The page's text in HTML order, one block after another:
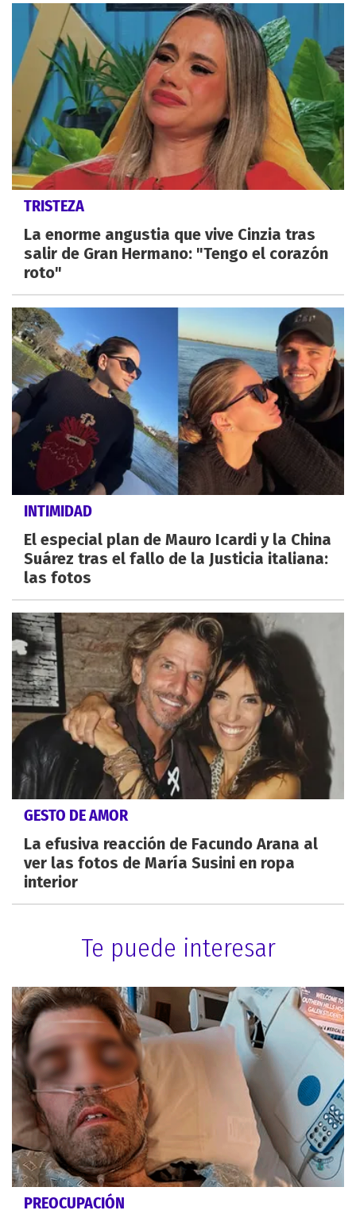
TRISTEZA
La enorme angustia que vive Cinzia tras
salir de Gran Hermano: "Tengo el corazón
roto"
INTIMIDAD
El especial plan de Mauro Icardi y la China
Suárez tras el fallo de la Justicia italiana:
las fotos
GESTO DE AMOR
La efusiva reacción de Facundo Arana al
ver las fotos de María Susini en ropa
interior
Te puede interesar
PREOCUPACIÓN